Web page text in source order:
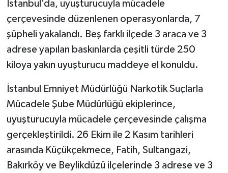
İstanbul’da, uyuşturucuyla mücadele
çerçevesinde düzenlenen operasyonlarda, 7
şüpheli yakalandı. Beş farklı ilçede 3 araca ve 3
adrese yapılan baskınlarda çeşitli türde 250
kiloya yakın uyuşturucu maddeye el konuldu.
İstanbul Emniyet Müdürlüğü Narkotik Suçlarla
Mücadele Şube Müdürlüğü ekiplerince,
uyuşturucuyla mücadele çerçevesinde çalışma
gerçekleştirildi. 26 Ekim ile 2 Kasım tarihleri
arasında Küçükçekmece, Fatih, Sultangazi,
Bakırköy ve Beylikdüzü ilçelerinde 3 adrese ve 3
GENEL
GÜNDEM
HABERDE İNSAN
İş Dünyası